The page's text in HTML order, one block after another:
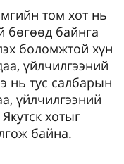
том хот нь
бөгөөд байнга
боломжтой хүн
үйлчилгээний
нь тус салбарын
үйлчилгээний
хотыг
байна.